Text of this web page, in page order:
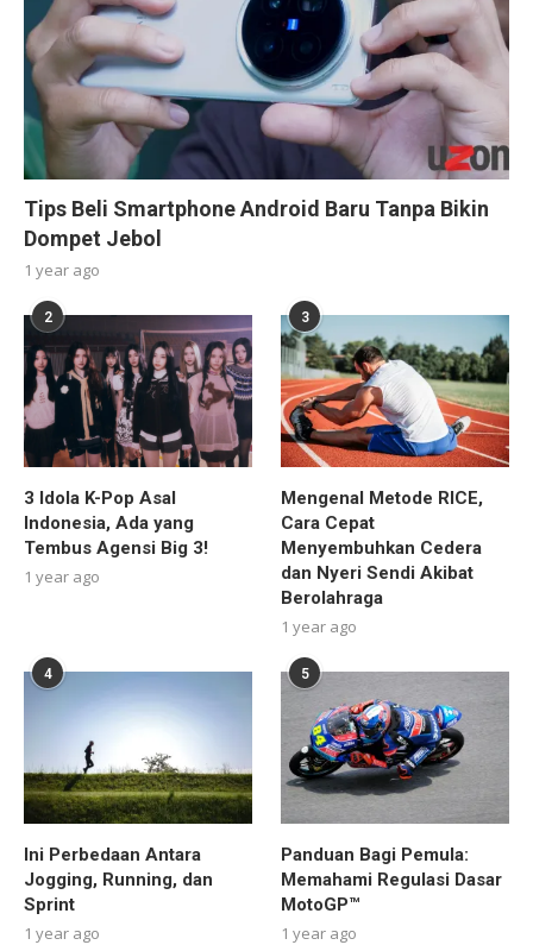
Tips Beli Smartphone Android Baru Tanpa Bikin
Dompet Jebol
1 year ago
2
3 Idola K-Pop Asal
Indonesia, Ada yang
Tembus Agensi Big 3!
1 year ago
3
Mengenal Metode RICE,
Cara Cepat
Menyembuhkan Cedera
dan Nyeri Sendi Akibat
Berolahraga
1 year ago
4
Ini Perbedaan Antara
Jogging, Running, dan
Sprint
1 year ago
5
Panduan Bagi Pemula:
Memahami Regulasi Dasar
MotoGP™
1 year ago